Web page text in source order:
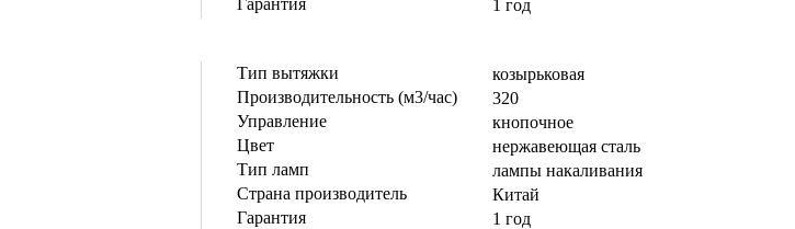
Гарантия
1 год
Тип вытяжки
козырьковая
Производительность (м3/час)
320
Управление
кнопочное
Цвет
нержавеющая сталь
Тип ламп
лампы накаливания
Страна производитель
Китай
Гарантия
1 год